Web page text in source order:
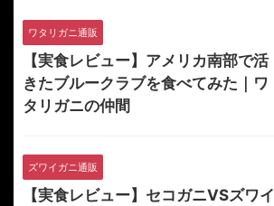
ワタリガニ通販
【実食レビュー】アメリカ南部で活
きたブルークラブを食べてみた｜ワ
タリガニの仲間
ズワイガニ通販
【実食レビュー】セコガニVSズワイ